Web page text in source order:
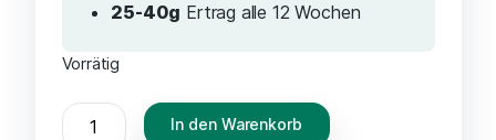
25-40g Ertrag alle 12 Wochen
Vorrätig
In den Warenkorb